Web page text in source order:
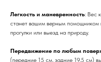
Легкость и маневренность: Вес
станет вашим верным помощником
прогулки или выезд на природу.
Передвижение по любым
(передние 15 см, задние 19,5 см)